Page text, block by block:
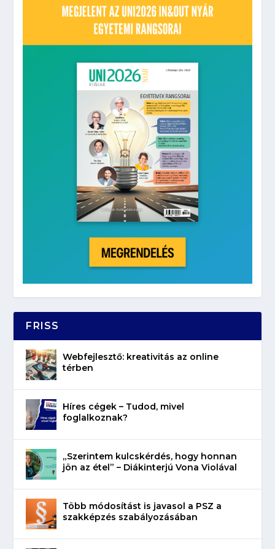
FRISS
Webfejlesztő: kreativitás az online
térben
Híres cégek – Tudod, mivel
foglalkoznak?
„Szerintem kulcskérdés, hogy honnan
jön az étel” – Diákinterjú Vona Violával
Több módosítást is javasol a PSZ a
szakképzés szabályozásában